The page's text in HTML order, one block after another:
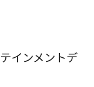
インメントデ